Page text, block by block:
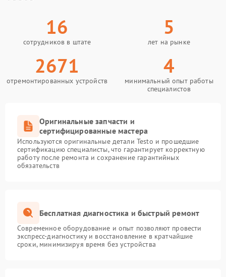
16
сотрудников в штате
5
лет на рынке
2671
отремонтированных устройств
4
минимальный опыт работы
специалистов
Оригинальные запчасти и
сертифицированные мастера
Используются оригинальные детали Testo и прошедшие
сертификацию специалисты, что гарантирует корректную
работу после ремонта и сохранение гарантийных
обязательств
Бесплатная диагностика и быстрый ремонт
Современное оборудование и опыт позволяют провести
экспресс-диагностику и восстановление в кратчайшие
сроки, минимизируя время без устройства